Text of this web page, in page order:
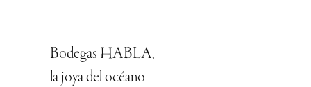
Bodegas HABLA,
la joya del océano